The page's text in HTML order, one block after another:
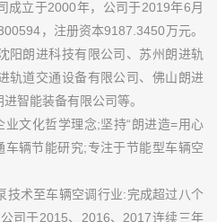
成立于2000年，公司于2019年6月
，注册资本9187.3450万元。
阳朗进科技有限公司、苏州朗进轨
轨道交通设备有限公司、佛山朗进
智能装备有限公司等。
业文化哲学理念;坚持“朗进造=用心
车辆节能研究;专注于节能型车辆空
技术至车辆空调行业:完成超过八个
司于2015、2016、2017连续三年